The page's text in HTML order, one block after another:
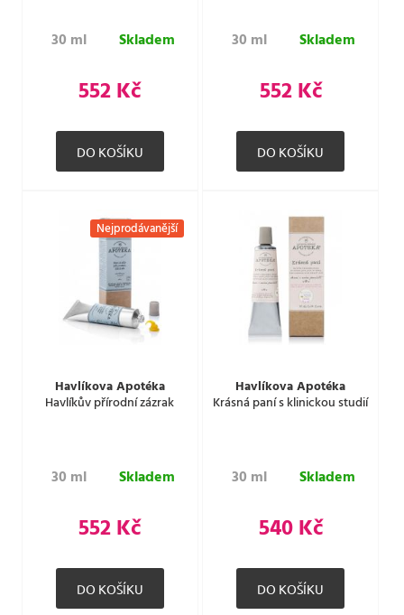
30 ml Skladem
552 Kč
30 ml Skladem
552 Kč
Nejprodávanější
Havlíkova Apotéka
Havlíkův přírodní zázrak
30 ml Skladem
552 Kč
Havlíkova Apotéka
Krásná paní s klinickou studií
30 ml Skladem
540 Kč